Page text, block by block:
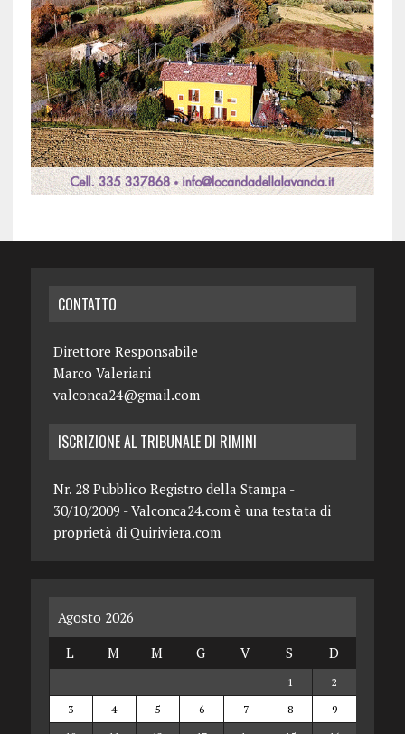
CONTATTO
Direttore Responsabile
Marco Valeriani
valconca24@gmail.com
ISCRIZIONE AL TRIBUNALE DI RIMINI
Nr. 28 Pubblico Registro della Stampa -
30/10/2009 - Valconca24.com è una testata di
proprietà di Quiriviera.com
Agosto 2026
L
M M G V S D
1
2
3
4 5 6 7 8
9